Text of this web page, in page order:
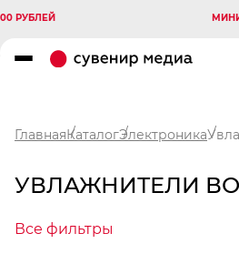
ГлавнаяКаталогЭлектроника
УВЛАЖНИТЕЛИ
Все фильтры